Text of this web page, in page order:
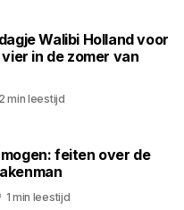
Walibi Holland voor
in de zomer van
2 min leestijd
feiten over de
1 min leestijd